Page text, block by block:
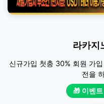
라카지
신규가입 첫충 30% 회원 가
전을
🎁 이벤